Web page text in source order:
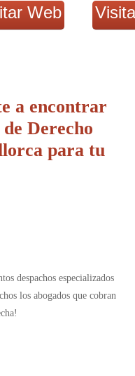
Web
a encontrar
Derecho
para tu
despachos especializados
los abogados que cobran